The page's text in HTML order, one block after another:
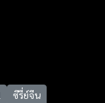
ซีรี่ย์จีน